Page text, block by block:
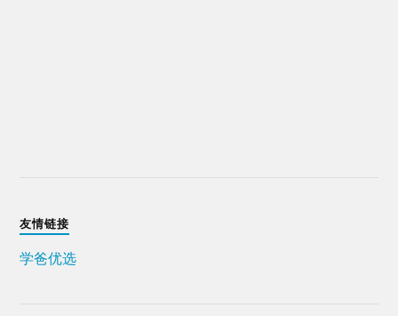
友情链接
学爸优选